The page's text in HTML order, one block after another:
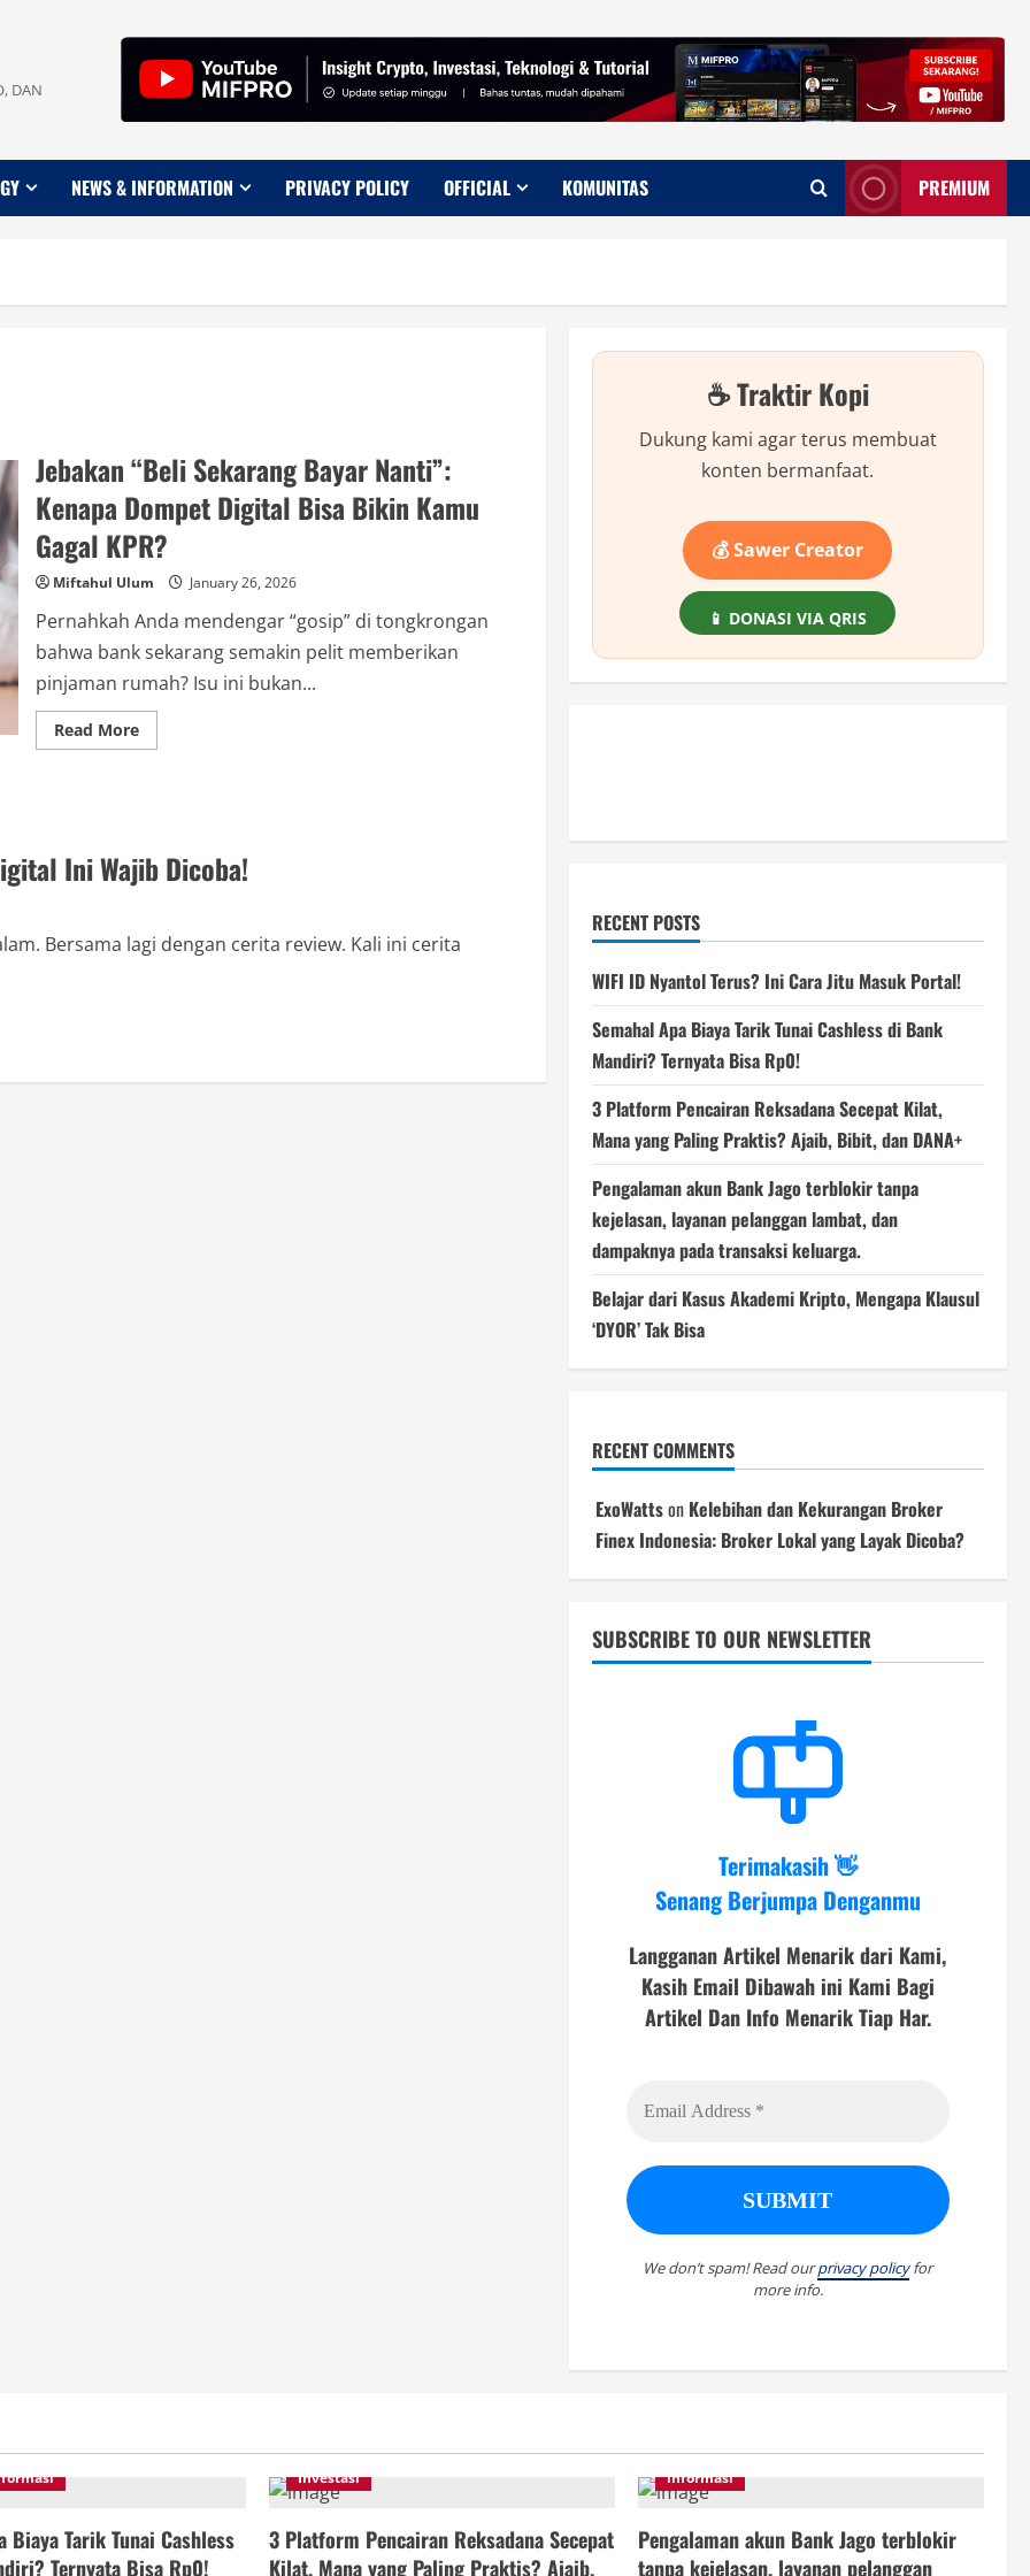
DAN
NEWS & INFORMATION PRIVACY POLICY OFFICIAL KOMUNITAS PREMIUM
Jebakan “Beli Sekarang Bayar Nanti”:
Kenapa Dompet Digital Bisa Bikin Kamu
Gagal KPR?
Miftahul Ulum January 26, 2026
Pernahkah Anda mendengar “gosip” di tongkrongan
bahwa bank sekarang semakin pelit memberikan
pinjaman rumah? Isu ini bukan...
Read MoreRead
more
Kenapa
Dompet
Digital
Kamu
Gagal
Ini Wajib Dicoba!
Bersama lagi dengan cerita review. Kali ini cerita
☕ Traktir Kopi
Dukung kami agar terus membuat
konten bermanfaat.
💰 Sawer Creator
📱 DONASI VIA QRIS
RECENT POSTS
WIFI ID Nyantol Terus? Ini Cara Jitu Masuk Portal!
Semahal Apa Biaya Tarik Tunai Cashless di Bank
Mandiri? Ternyata Bisa Rp0!
3 Platform Pencairan Reksadana Secepat Kilat,
Mana yang Paling Praktis? Ajaib, Bibit, dan DANA+
Pengalaman akun Bank Jago terblokir tanpa
kejelasan, layanan pelanggan lambat, dan
dampaknya pada transaksi keluarga.
Belajar dari Kasus Akademi Kripto, Mengapa Klausul
‘DYOR’ Tak Bisa
RECENT COMMENTS
ExoWattson Kelebihan dan Kekurangan Broker
Finex Indonesia: Broker Lokal yang Layak Dicoba?
SUBSCRIBE TO OUR NEWSLETTER
Terimakasih 👋
Senang Berjumpa Denganmu
Langganan Artikel Menarik dari Kami,
Kasih Email Dibawah ini Kami Bagi
Artikel Dan Info Menarik Tiap Har.
We don’t spam! Read ourprivacy policyfor
more info.
Biaya Tarik Tunai Cashless
Ternyata Bisa Rp0!
Investasi
3 Platform Pencairan Reksadana Secepat
Kilat, Mana yang Paling Praktis? Ajaib,
informasi
Pengalaman akun Bank Jago terblokir
tanpa kejelasan, layanan pelanggan